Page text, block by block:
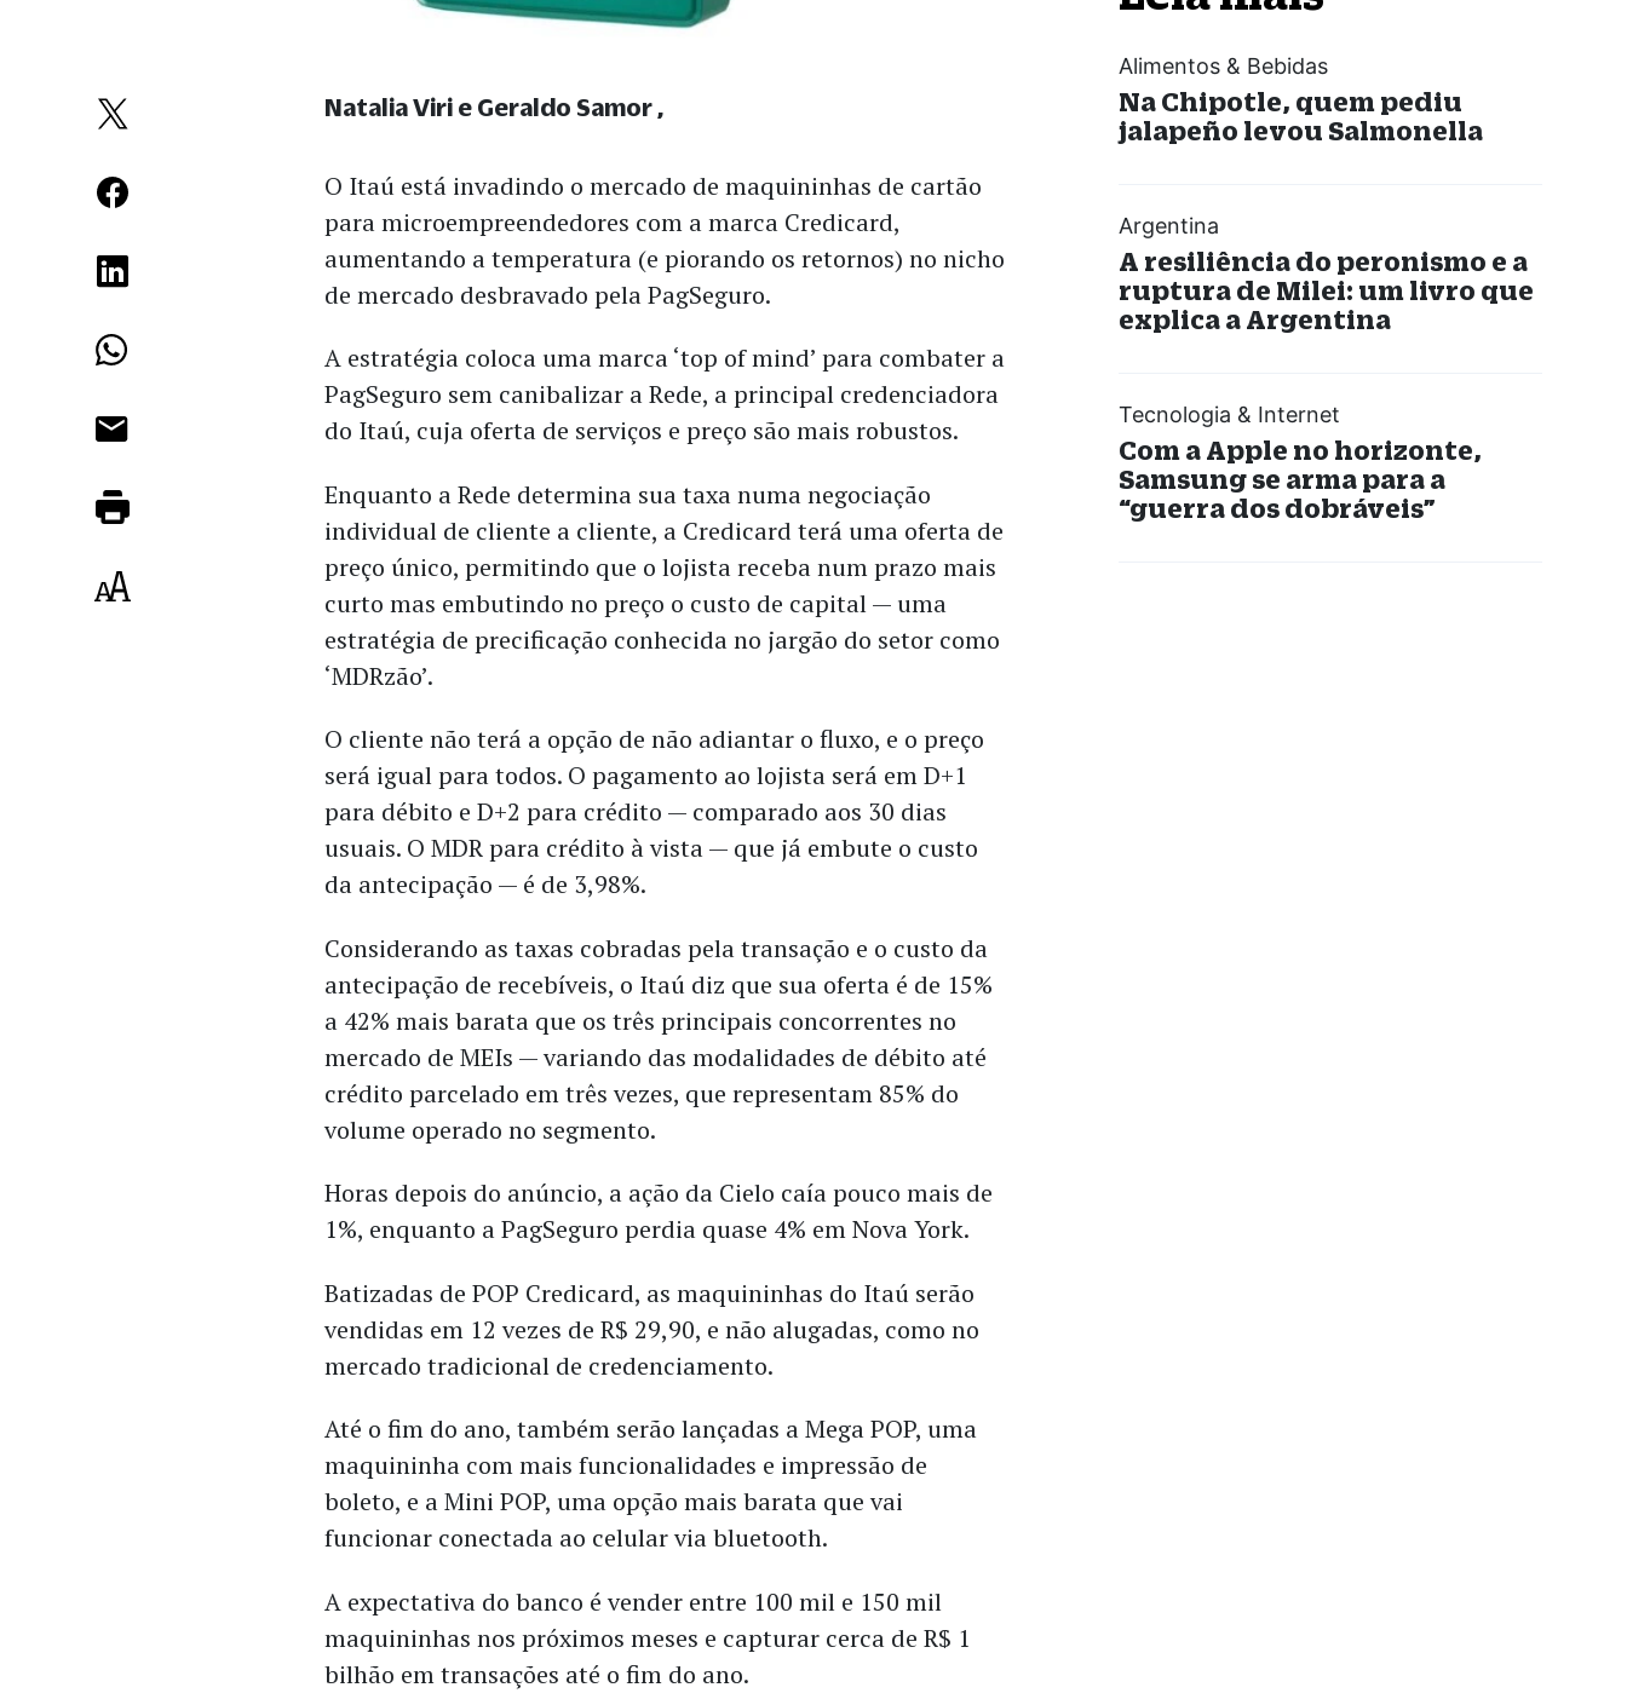
O Itaú está invadindo o mercado de maquininhas de cartão
para microempreendedores com a marca Credicard,
aumentando a temperatura (e piorando os retornos) no nicho
de mercado desbravado pela PagSeguro.
A estratégia coloca uma marca ‘top of mind’ para combater a
PagSeguro sem canibalizar a Rede, a principal credenciadora
do Itaú, cuja oferta de serviços e preço são mais robustos.
Enquanto a Rede determina sua taxa numa negociação
individual de cliente a cliente, a Credicard terá uma oferta de
preço único, permitindo que o lojista receba num prazo mais
curto mas embutindo no preço o custo de capital — uma
estratégia de precificação conhecida no jargão do setor como
‘MDRzão’.
O cliente não terá a opção de não adiantar o fluxo, e o preço
será igual para todos. O pagamento ao lojista será em D+1
para débito e D+2 para crédito — comparado aos 30 dias
usuais. O MDR para crédito à vista — que já embute o custo
da antecipação — é de 3,98%.
Considerando as taxas cobradas pela transação e o custo da
antecipação de recebíveis, o Itaú diz que sua oferta é de 15%
a 42% mais barata que os três principais concorrentes no
mercado de MEIs — variando das modalidades de débito até
crédito parcelado em três vezes, que representam 85% do
volume operado no segmento.
Horas depois do anúncio, a ação da Cielo caía pouco mais de
1%, enquanto a PagSeguro perdia quase 4% em Nova York.
Batizadas de POP Credicard, as maquininhas do Itaú serão
vendidas em 12 vezes de R$ 29,90, e não alugadas, como no
mercado tradicional de credenciamento.
Até o fim do ano, também serão lançadas a Mega POP, uma
maquininha com mais funcionalidades e impressão de
boleto, e a Mini POP, uma opção mais barata que vai
funcionar conectada ao celular via bluetooth.
A expectativa do banco é vender entre 100 mil e 150 mil
maquininhas nos próximos meses e capturar cerca de R$ 1
bilhão em transações até o fim do ano.
Natalia Viri e Geraldo Samor
Alimentos & Bebidas
Na Chipotle, quem pediu
jalapeño levou Salmonella
Argentina
A resiliência do peronismo e a
ruptura de Milei: um livro que
explica a Argentina
Tecnologia & Internet
Com a Apple no horizonte,
Samsung se arma para a
“guerra dos dobráveis”